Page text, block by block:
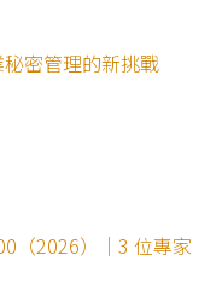
密管理的新挑戰
（2026）｜3 位專家